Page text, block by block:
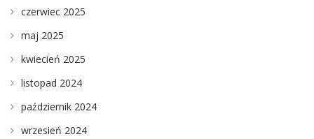
czerwiec 2025
maj 2025
kwiecień 2025
listopad 2024
październik 2024
wrzesień 2024